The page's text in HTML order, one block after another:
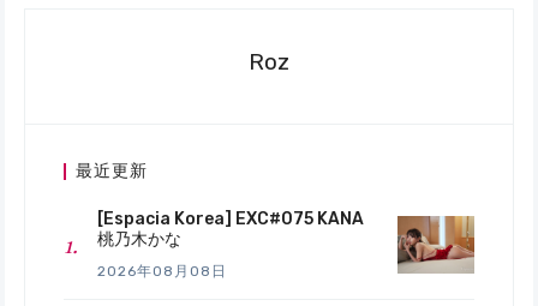
Roz
最近更新
[Espacia Korea] EXC#075 KANA
桃乃木かな
2026年08月08日